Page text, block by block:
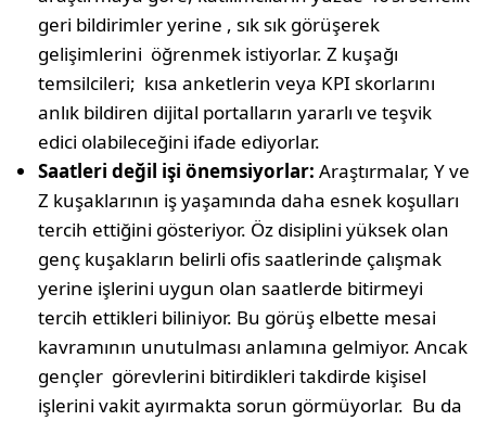
geri bildirimler yerine , sık sık görüşerek
gelişimlerini öğrenmek istiyorlar. Z kuşağı
temsilcileri; kısa anketlerin veya KPI skorlarını
anlık bildiren dijital portalların yararlı ve teşvik
edici olabileceğini ifade ediyorlar.
Saatleri değil işi önemsiyorlar: Araştırmalar, Y ve
Z kuşaklarının iş yaşamında daha esnek koşulları
tercih ettiğini gösteriyor. Öz disiplini yüksek olan
genç kuşakların belirli ofis saatlerinde çalışmak
yerine işlerini uygun olan saatlerde bitirmeyi
tercih ettikleri biliniyor. Bu görüş elbette mesai
kavramının unutulması anlamına gelmiyor. Ancak
gençler görevlerini bitirdikleri takdirde kişisel
işlerini vakit ayırmakta sorun görmüyorlar. Bu da